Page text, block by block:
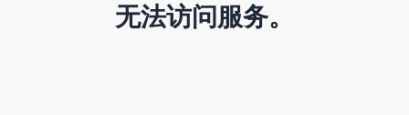
无法访问服务。